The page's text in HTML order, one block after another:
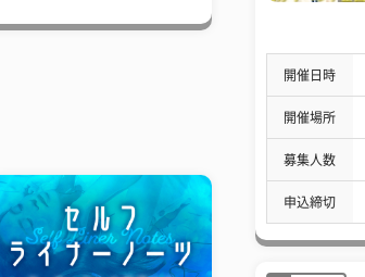
開催日時
開催場所
募集人数
申込締切